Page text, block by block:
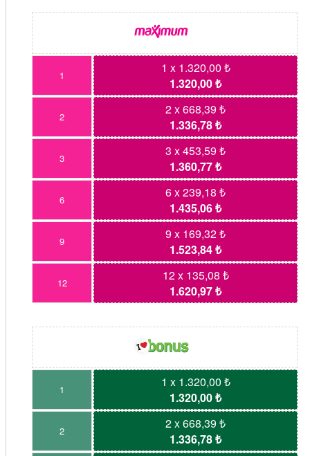
1
1 x 1.320,00 ₺
1.320,00 ₺
2
2 x 668,39 ₺
1.336,78 ₺
3
3 x 453,59 ₺
1.360,77 ₺
6
6 x 239,18 ₺
1.435,06 ₺
9
9 x 169,32 ₺
1.523,84 ₺
12
12 x 135,08 ₺
1.620,97 ₺
1
1 x 1.320,00 ₺
1.320,00 ₺
2
2 x 668,39 ₺
1.336,78 ₺